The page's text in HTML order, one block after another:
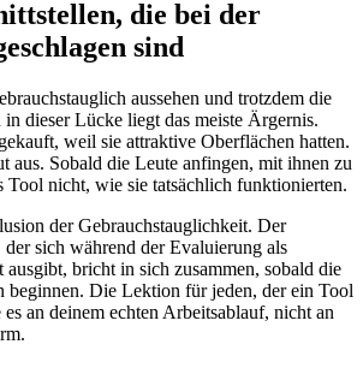
die bei der
sind
aussehen und trotzdem die
dieser Lücke liegt das meiste Ärgernis.
weil sie attraktive Oberflächen hatten.
aus. Sobald die Leute anfingen, mit ihnen zu
Tool nicht, wie sie tatsächlich funktionierten.
der Gebrauchstauglichkeit. Der
sich während der Evaluierung als
ausgibt, bricht in sich zusammen, sobald die
beginnen. Die Lektion für jeden, der ein Tool
an deinem echten Arbeitsablauf, nicht an